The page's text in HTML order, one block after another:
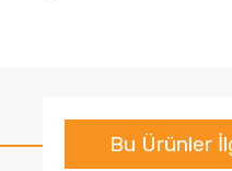
Bu Ürünler